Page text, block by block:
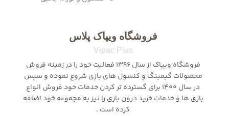
فروشگاه ویپاک پلاس
Vipac Plus
فروشگاه ویپاک از سال 1396 فعالیت خود را در زمینه فروش
محصولات گیمینگ و کنسول های بازی شروع نموده و سپس
در سال 1400 برای گسترده تر کردن خدمات خود فروش انواع
بازی ها و خدمات خرید درون بازی را نیز به مجموعه خود اضافه
کرده است .